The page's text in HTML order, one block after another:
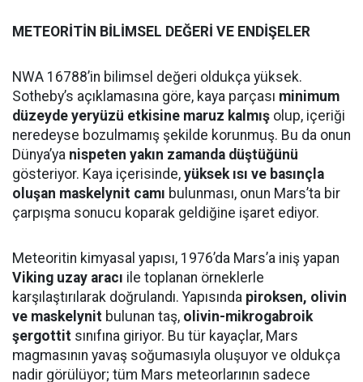
METEORİTİN BİLİMSEL DEĞERİ VE ENDİŞELER
NWA 16788’in bilimsel değeri oldukça yüksek.
Sotheby’s açıklamasına göre, kaya parçası minimum
düzeyde yeryüzü etkisine maruz kalmış olup, içeriği
neredeyse bozulmamış şekilde korunmuş. Bu da onun
Dünya’ya nispeten yakın zamanda düştüğünü
gösteriyor. Kaya içerisinde, yüksek ısı ve basınçla
oluşan maskelynit camı bulunması, onun Mars’ta bir
çarpışma sonucu koparak geldiğine işaret ediyor.
Meteoritin kimyasal yapısı, 1976’da Mars’a iniş yapan
Viking uzay aracı ile toplanan örneklerle
karşılaştırılarak doğrulandı. Yapısında piroksen, olivin
ve maskelynit bulunan taş, olivin-mikrogabroik
şergottit sınıfına giriyor. Bu tür kayaçlar, Mars
magmasının yavaş soğumasıyla oluşuyor ve oldukça
nadir görülüyor; tüm Mars meteorlarının sadece